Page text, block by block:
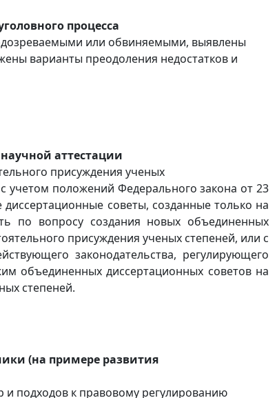
процесса
или обвиняемыми, выявлены
варианты преодоления недостатков и
аттестации
присуждения ученых
учетом положений Федерального закона от 23
советы, созданные только на
по вопросу создания новых объединенных
присуждения ученых степеней, или с
законодательства, регулирующего
объединенных диссертационных советов на
степеней.
(на примере развития
и подходов к правовому регулированию